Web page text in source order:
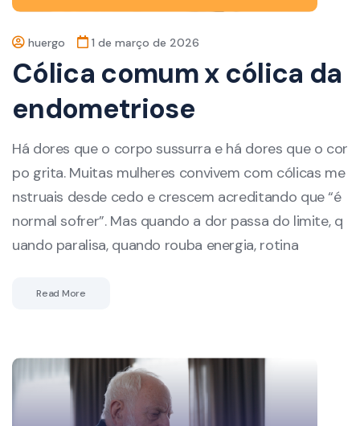
huergo 1 de março de 2026
Cólica comum x cólica da
endometriose
Há dores que o corpo sussurra e há dores que o cor
po grita. Muitas mulheres convivem com cólicas me
nstruais desde cedo e crescem acreditando que “é
normal sofrer”. Mas quando a dor passa do limite, q
uando paralisa, quando rouba energia, rotina
Read More